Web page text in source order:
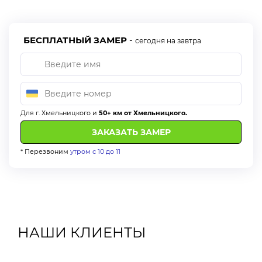
БЕСПЛАТНЫЙ ЗАМЕР - сегодня на завтра
Для г. Хмельницкого и 50+ км от Хмельницкого.
* Перезвоним утром с 10 до 11
НАШИ КЛИЕНТЫ